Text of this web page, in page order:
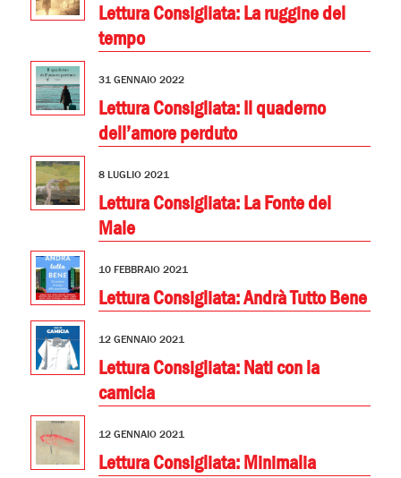
Lettura Consigliata: La ruggine del
tempo
31 GENNAIO 2022
Lettura Consigliata: Il quaderno
dell’amore perduto
8 LUGLIO 2021
Lettura Consigliata: La Fonte del
Male
10 FEBBRAIO 2021
Lettura Consigliata: Andrà Tutto Bene
12 GENNAIO 2021
Lettura Consigliata: Nati con la
camicia
12 GENNAIO 2021
Lettura Consigliata: Minimalia